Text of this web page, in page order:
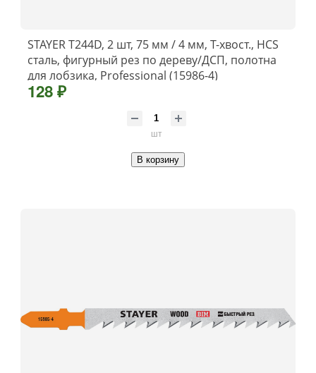
STAYER T244D, 2 шт, 75 мм / 4 мм, T-хвост., HCS
сталь, фигурный рез по дереву/ДСП, полотна
для лобзика, Professional (15986-4)
128 ₽
шт
В корзину